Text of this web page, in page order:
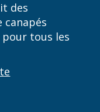
des
canapés
tous les